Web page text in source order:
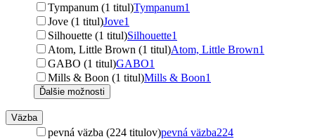
Tympanum (1 titul)Tympanum1
Jove (1 titul)Jove1
Silhouette (1 titul)Silhouette1
Atom, Little Brown (1 titul)Atom, Little Brown1
GABO (1 titul)GABO1
Mills & Boon (1 titul)Mills & Boon1
Ďalšie možnosti
Väzba
pevná väzba (224 titulov)pevná väzba224